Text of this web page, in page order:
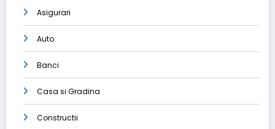
Asigurari
Auto
Banci
Casa si Gradina
Constructii